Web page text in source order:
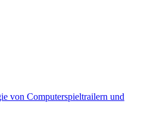
von Computerspieltrailern und